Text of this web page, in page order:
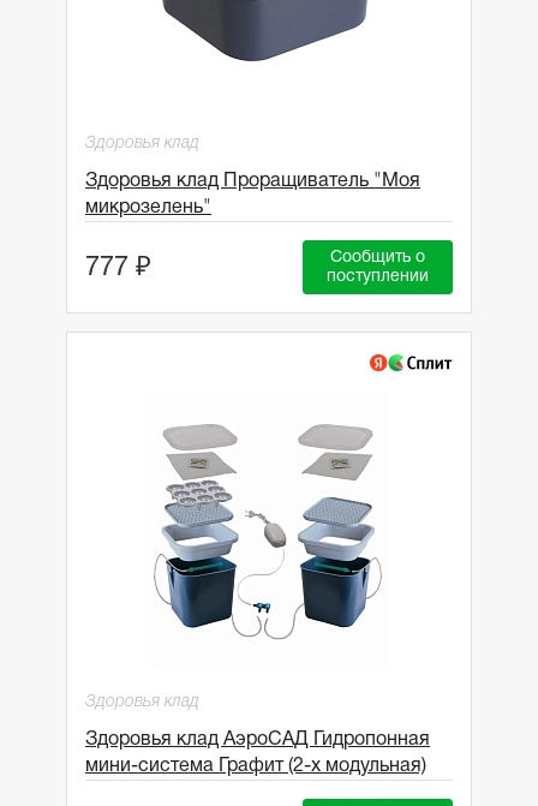
Здоровья клад
Здоровья клад Проращиватель "Моя
микрозелень"
777 ₽
Сообщить о
поступлении
Здоровья клад
Здоровья клад АэроСАД Гидропонная
мини-система Графит (2-х модульная)